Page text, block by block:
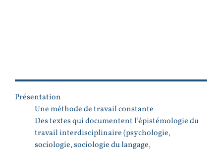
Présentation
Une méthode de travail constante
Des textes qui documentent l’épistémologie du
travail interdisciplinaire (psychologie,
sociologie, sociologie du langage,